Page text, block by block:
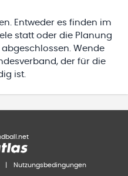
Entweder es finden im
statt oder die Planung
Wende
der für die
ist.
Nutzungsbedingungen